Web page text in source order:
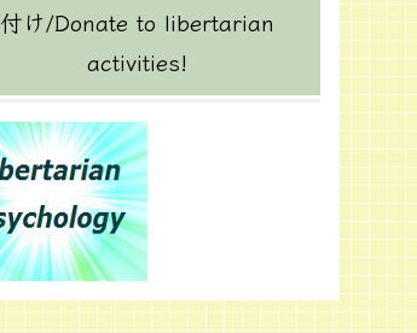
付け/Donate to libertarian
activities!